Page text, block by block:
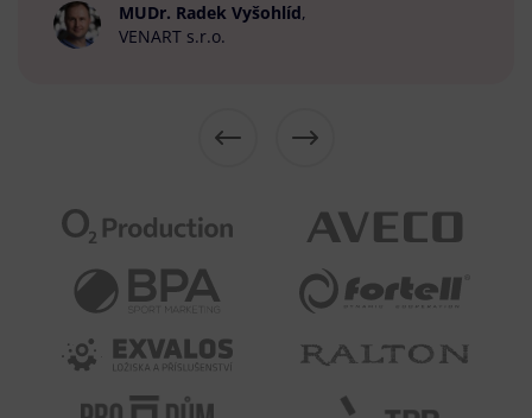
MUDr. Radek Vyšohlíd,
VENART s.r.o.